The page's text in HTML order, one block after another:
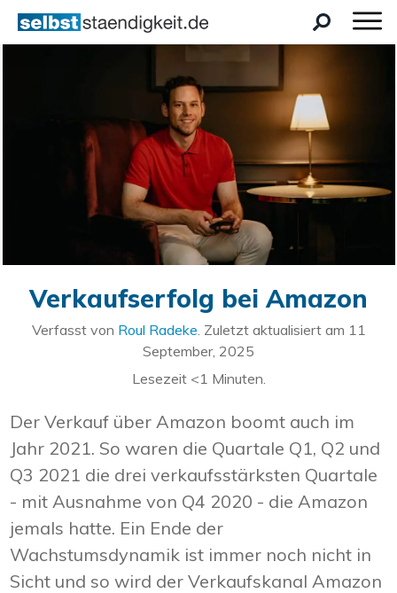
Verkaufserfolg bei Amazon
Verfasst von Roul Radeke. Zuletzt aktualisiert am 11
September, 2025
Lesezeit <1 Minuten.
Der Verkauf über Amazon boomt auch im
Jahr 2021. So waren die Quartale Q1, Q2 und
Q3 2021 die drei verkaufsstärksten Quartale
- mit Ausnahme von Q4 2020 - die Amazon
jemals hatte. Ein Ende der
Wachstumsdynamik ist immer noch nicht in
Sicht und so wird der Verkaufskanal Amazon